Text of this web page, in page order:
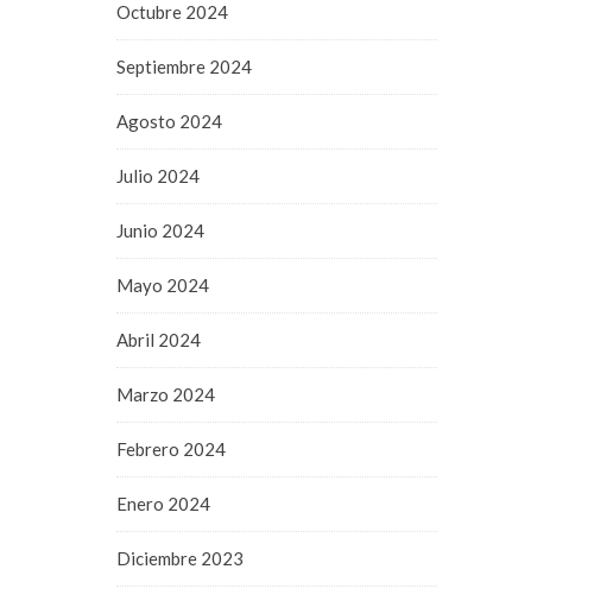
Octubre 2024
Septiembre 2024
Agosto 2024
Julio 2024
Junio 2024
Mayo 2024
Abril 2024
Marzo 2024
Febrero 2024
Enero 2024
Diciembre 2023